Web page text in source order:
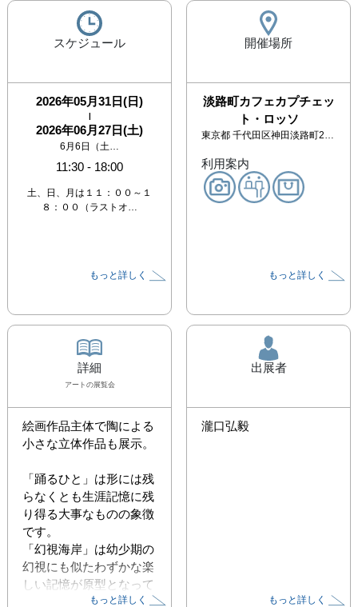
スケジュール
2026年05月31日(日)
|
2026年06月27日(土)
6月6日（土…
11:30 - 18:00
土、日、月は１１：００～１
８：００（ラストオ…
もっと詳しく
開催場所
淡路町カフェカプチェッ
ト・ロッソ
東京都 千代田区神田淡路町2-1 クオリア御茶ノ水 1F
利用案内
もっと詳しく
詳細
アート の展覧会
絵画作品主体で陶による
小さな立体作品も展示。
「踊るひと」は形には残
らなくとも生涯記憶に残
り得る大事なものの象徴
です。
「幻視海岸」は幼少期の
幻視にも似たわずかな楽
しい記憶が原型となって
もっと詳しく
出展者
瀧口弘毅
もっと詳しく